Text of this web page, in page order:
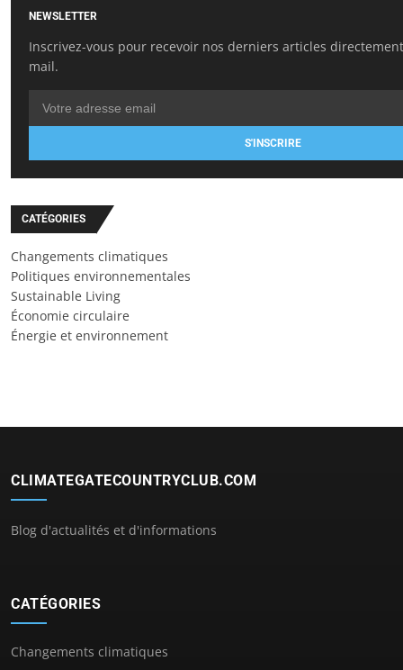
NEWSLETTER
Inscrivez-vous pour recevoir nos derniers articles
mail.
S'INSCRIRE
CATÉGORIES
Changements climatiques
Politiques environnementales
Sustainable Living
Économie circulaire
Énergie et environnement
CLIMATEGATECOUNTRYCLUB.COM
Blog d'actualités et d'informations
CATÉGORIES
Changements climatiques